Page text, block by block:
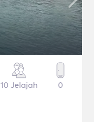
10 Jelajah 0